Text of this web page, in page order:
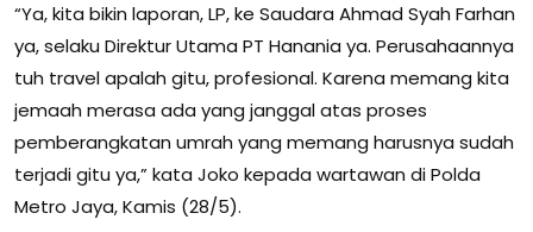
“Ya, kita bikin laporan, LP, ke Saudara Ahmad Syah Farhan
ya, selaku Direktur Utama PT Hanania ya. Perusahaannya
tuh travel apalah gitu, profesional. Karena memang kita
jemaah merasa ada yang janggal atas proses
pemberangkatan umrah yang memang harusnya sudah
terjadi gitu ya,” kata Joko kepada wartawan di Polda
Metro Jaya, Kamis (28/5).